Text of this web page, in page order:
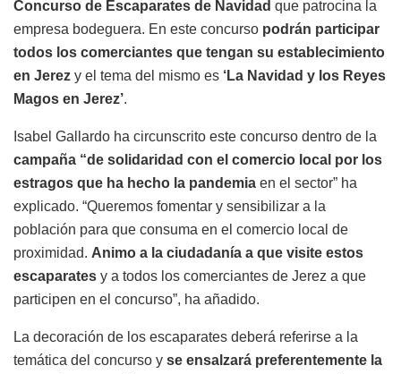
Concurso de Escaparates de Navidad que patrocina la
empresa bodeguera. En este concurso podrán participar
todos los comerciantes que tengan su establecimiento
en Jerez y el tema del mismo es ‘La Navidad y los Reyes
Magos en Jerez’.
Isabel Gallardo ha circunscrito este concurso dentro de la
campaña “de solidaridad con el comercio local por los
estragos que ha hecho la pandemia en el sector” ha
explicado. “Queremos fomentar y sensibilizar a la
población para que consuma en el comercio local de
proximidad. Animo a la ciudadanía a que visite estos
escaparates y a todos los comerciantes de Jerez a que
participen en el concurso”, ha añadido.
La decoración de los escaparates deberá referirse a la
temática del concurso y se ensalzará preferentemente la